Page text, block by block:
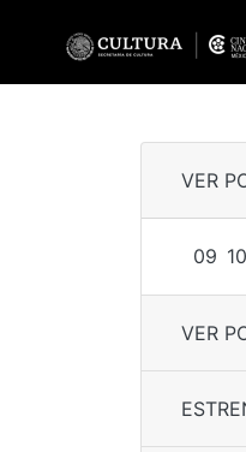
VER
09 10
VER